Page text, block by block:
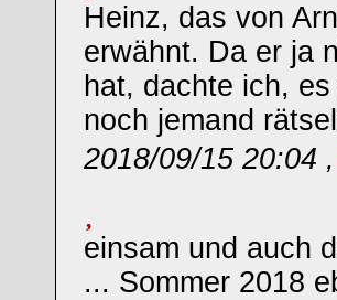
Heinz, das von
erwähnt. Da er ja
hat, dachte ich,
noch jemand
2018/09/15 20:04 ,
einsam und auch
... Sommer 2018